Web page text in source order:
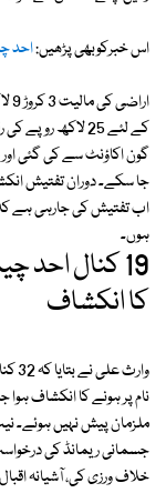
اس خبرکوبھی پڑھیں:احد
کے لئے 25 لاکھ
گون اکاؤنٹ سے کی گئی
اب تفتیش کی جارہی ہے کہ
ہوں۔
19 کنال احد
کا انکشاف
نام پر ہونے کا انکشاف
جسمانی ریمانڈ کی